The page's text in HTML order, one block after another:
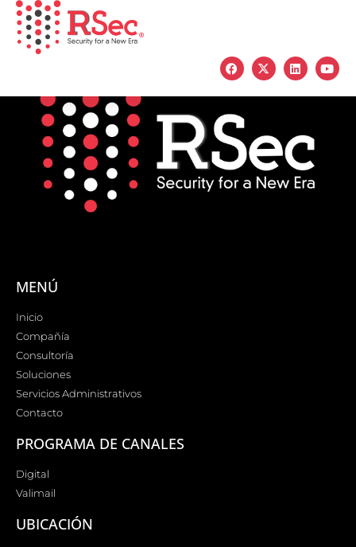
MENÚ
Inicio
Compañía
Consultoría
Soluciones
Servicios Administrativos
Contacto
PROGRAMA DE CANALES
Digital
Valimail
UBICACIÓN